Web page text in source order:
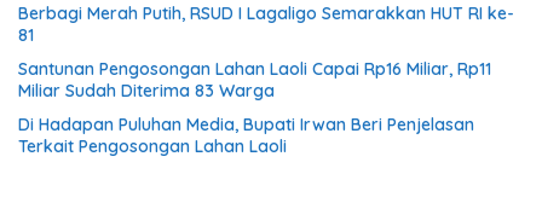
Berbagi Merah Putih, RSUD I Lagaligo Semarakkan HUT RI ke-
81
Santunan Pengosongan Lahan Laoli Capai Rp16 Miliar, Rp11
Miliar Sudah Diterima 83 Warga
Di Hadapan Puluhan Media, Bupati Irwan Beri Penjelasan
Terkait Pengosongan Lahan Laoli